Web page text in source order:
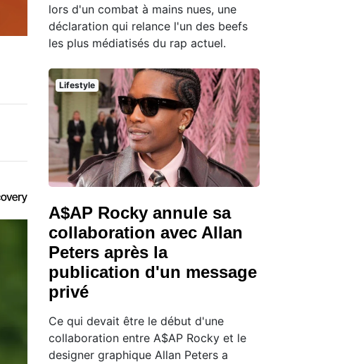
lors d'un combat à mains nues, une
déclaration qui relance l'un des beefs
les plus médiatisés du rap actuel.
Lifestyle
A$AP Rocky annule sa
collaboration avec Allan
Peters après la
publication d'un message
privé
Ce qui devait être le début d'une
collaboration entre A$AP Rocky et le
designer graphique Allan Peters a